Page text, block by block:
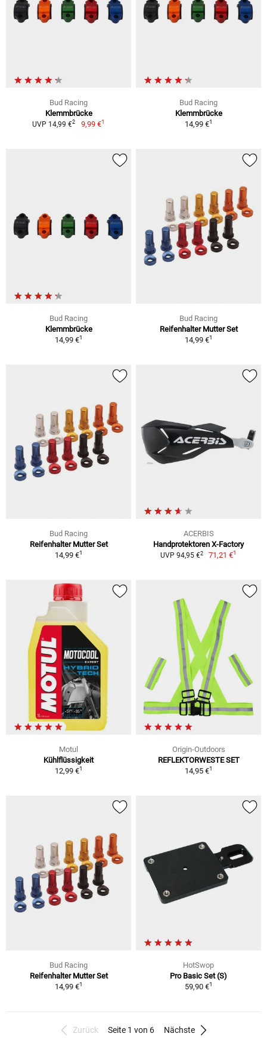
Bud Racing
Klemmbrücke
UVP 14,99 €2 9,99 €1
Bud Racing
Klemmbrücke
14,99 €1
Bud Racing
Klemmbrücke
14,99 €1
Bud Racing
Reifenhalter Mutter Set
14,99 €1
Bud Racing
Reifenhalter Mutter Set
14,99 €1
ACERBIS
Handprotektoren X-Factory
UVP 94,95 €2 71,21 €1
Motul
Kühlflüssigkeit
12,99 €1
Origin-Outdoors
REFLEKTORWESTE SET
14,95 €1
Bud Racing
Reifenhalter Mutter Set
14,99 €1
HotSwop
Pro Basic Set (S)
59,90 €1
Zurück Seite 1 von 6 Nächste